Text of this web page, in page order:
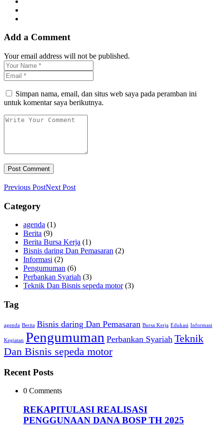
Add a Comment
Your email address will not be published.
Simpan nama, email, dan situs web saya pada peramban ini
untuk komentar saya berikutnya.
Previous PostNext Post
Category
agenda (1)
Berita (9)
Berita Bursa Kerja (1)
Bisnis daring Dan Pemasaran (2)
Informasi (2)
Pengumuman (6)
Perbankan Syariah (3)
Teknik Dan Bisnis sepeda motor (3)
Tag
agenda Berita Bisnis daring Dan Pemasaran Bursa Kerja Edukasi Informasi
Kegiatan Pengumuman Perbankan Syariah Teknik
Dan Bisnis sepeda motor
Recent Posts
0 Comments
REKAPITULASI REALISASI
PENGGUNAAN DANA BOSP TH 2025